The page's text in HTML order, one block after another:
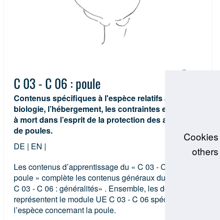
C 03 - C 06 : poule
Contenus spécifiques à l'espèce relatifs à la
biologie, l’hébergement, les contraintes et la mise
à mort dans l’esprit de la protection des animaux
de poules.
DE | EN |
Les contenus d’apprentissage du « C 03 - C 06 :
poule » complète les contenus généraux du module «
C 03 - C 06 : généralités» . Ensemble, les deux unités
représentent le module UE C 03 - C 06 spécifique à
l’espèce concernant la poule.